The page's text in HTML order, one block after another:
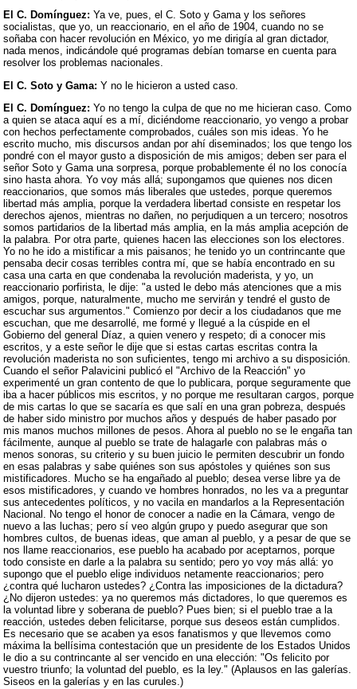
El C. Domínguez: Ya ve, pues, el C. Soto y Gama y los señores
socialistas, que yo, un reaccionario, en el año de 1904, cuando no se
soñaba con hacer revolución en México, yo me dirigía al gran dictador,
nada menos, indicándole qué programas debían tomarse en cuenta para
resolver los problemas nacionales.
El C. Soto y Gama: Y no le hicieron a usted caso.
El C. Domínguez: Yo no tengo la culpa de que no me hicieran caso. Como
a quien se ataca aquí es a mí, diciéndome reaccionario, yo vengo a probar
con hechos perfectamente comprobados, cuáles son mis ideas. Yo he
escrito mucho, mis discursos andan por ahí diseminados; los que tengo los
pondré con el mayor gusto a disposición de mis amigos; deben ser para el
señor Soto y Gama una sorpresa, porque probablemente él no los conocía
sino hasta ahora. Yo voy más allá; supongamos que quienes nos dicen
reaccionarios, que somos más liberales que ustedes, porque queremos
libertad más amplia, porque la verdadera libertad consiste en respetar los
derechos ajenos, mientras no dañen, no perjudiquen a un tercero; nosotros
somos partidarios de la libertad más amplia, en la más amplia acepción de
la palabra. Por otra parte, quienes hacen las elecciones son los electores.
Yo no he ido a mistificar a mis paisanos; he tenido yo un contrincante que
pensaba decir cosas terribles contra mí, que se había encontrado en su
casa una carta en que condenaba la revolución maderista, y yo, un
reaccionario porfirista, le dije: "a usted le debo más atenciones que a mis
amigos, porque, naturalmente, mucho me servirán y tendré el gusto de
escuchar sus argumentos." Comienzo por decir a los ciudadanos que me
escuchan, que me desarrollé, me formé y llegué a la cúspide en el
Gobierno del general Díaz, a quien venero y respeto; di a conocer mis
escritos, y a este señor le dije que si estas cartas escritas contra la
revolución maderista no son suficientes, tengo mi archivo a su disposición.
Cuando el señor Palavicini publicó el "Archivo de la Reacción" yo
experimenté un gran contento de que lo publicara, porque seguramente que
iba a hacer públicos mis escritos, y no porque me resultaran cargos, porque
de mis cartas lo que se sacaría es que salí en una gran pobreza, después
de haber sido ministro por muchos años y después de haber pasado por
mis manos muchos millones de pesos. Ahora al pueblo no se le engaña tan
fácilmente, aunque al pueblo se trate de halagarle con palabras más o
menos sonoras, su criterio y su buen juicio le permiten descubrir un fondo
en esas palabras y sabe quiénes son sus apóstoles y quiénes son sus
mistificadores. Mucho se ha engañado al pueblo; desea verse libre ya de
esos mistificadores, y cuando ve hombres honrados, no les va a preguntar
sus antecedentes políticos, y no vacila en mandarlos a la Representación
Nacional. No tengo el honor de conocer a nadie en la Cámara, vengo de
nuevo a las luchas; pero sí veo algún grupo y puedo asegurar que son
hombres cultos, de buenas ideas, que aman al pueblo, y a pesar de que se
nos llame reaccionarios, ese pueblo ha acabado por aceptarnos, porque
todo consiste en darle a la palabra su sentido; pero yo voy más allá: yo
supongo que el pueblo elige individuos netamente reaccionarios; pero
¿contra qué lucharon ustedes? ¿Contra las imposiciones de la dictadura?
¿No dijeron ustedes: ya no queremos más dictadores, lo que queremos es
la voluntad libre y soberana de pueblo? Pues bien; si el pueblo trae a la
reacción, ustedes deben felicitarse, porque sus deseos están cumplidos.
Es necesario que se acaben ya esos fanatismos y que llevemos como
máxima la bellísima contestación que un presidente de los Estados Unidos
le dio a su contrincante al ser vencido en una elección: "Os felicito por
vuestro triunfo; la voluntad del pueblo, es la ley." (Aplausos en las galerías.
Siseos en la galerías y en las curules.)